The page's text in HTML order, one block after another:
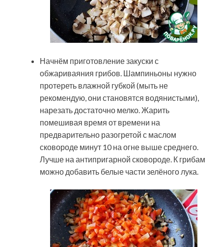
Начнём приготовление закуски с
обжариваяния грибов. Шампиньоны нужно
протереть влажной губкой (мыть не
рекомендую, они становятся водянистыми),
нарезать достаточно мелко. Жарить
помешивая время от времени на
предварительно разогретой с маслом
сковороде минут 10 на огне выше среднего.
Лучше на антипригарной сковороде. К грибам
можно добавить белые части зелёного лука.